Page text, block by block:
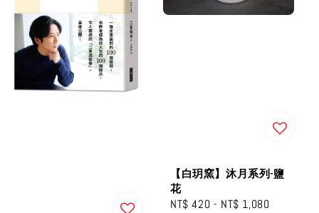
【白玥窯】沐月系列-鹽
花
Regular
NT$ 420 - NT$ 1,080